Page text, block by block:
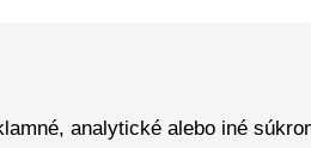
analytické alebo iné